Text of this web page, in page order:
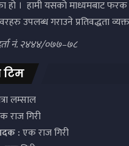
हो । हामी यसको माध्यमबाट
उपलब्ध गराउने प्रतिवद्धता व्यक्त
नं. २४४४/०७७–७८
टिम
लम्साल
राज गिरी
:एक राज गिरी